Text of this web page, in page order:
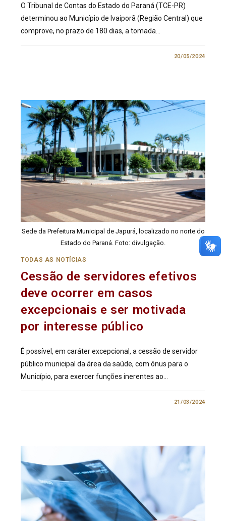
O Tribunal de Contas do Estado do Paraná (TCE-PR)
determinou ao Município de Ivaiporã (Região Central) que
comprove, no prazo de 180 dias, a tomada…
20/05/2024
Sede da Prefeitura Municipal de Japurá, localizado no norte do
Estado do Paraná. Foto: divulgação.
TODAS AS NOTÍCIAS
Cessão de servidores efetivos
deve ocorrer em casos
excepcionais e ser motivada
por interesse público
É possível, em caráter excepcional, a cessão de servidor
público municipal da área da saúde, com ônus para o
Município, para exercer funções inerentes ao…
21/03/2024